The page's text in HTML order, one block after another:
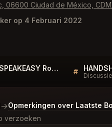
06600 Ciudad de México,
op 4 Februari 2022
HANDSHAKE SPEAKEASY Roma Norte Reviews # Discussie
→Opmerkingen over Laatste
verzoeken